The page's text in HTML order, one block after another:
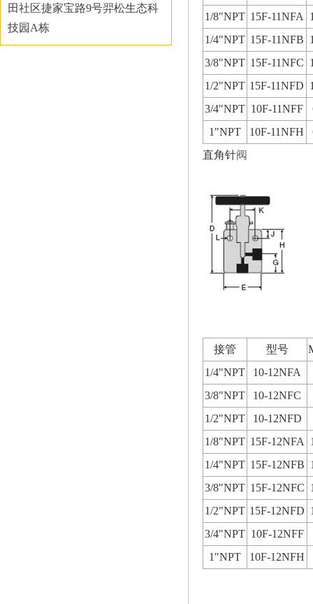
田社区捷家宝路9号羿松生态科
技园A栋
1/8"NPT 15F-11NFA
1/4"NPT 15F-11NFB
3/8"NPT 15F-11NFC
1/2"NPT 15F-11NFD
3/4"NPT 10F-11NFF
1"NPT
10F-11NFH
直角针阀
接管 型号
1/4"NPT
10-12NFA
3/8"NPT
10-12NFC
1/2"NPT
10-12NFD
1/8"NPT 15F-12NFA
1/4"NPT 15F-12NFB
3/8"NPT 15F-12NFC
1/2"NPT 15F-12NFD
3/4"NPT 10F-12NFF
1"NPT
10F-12NFH